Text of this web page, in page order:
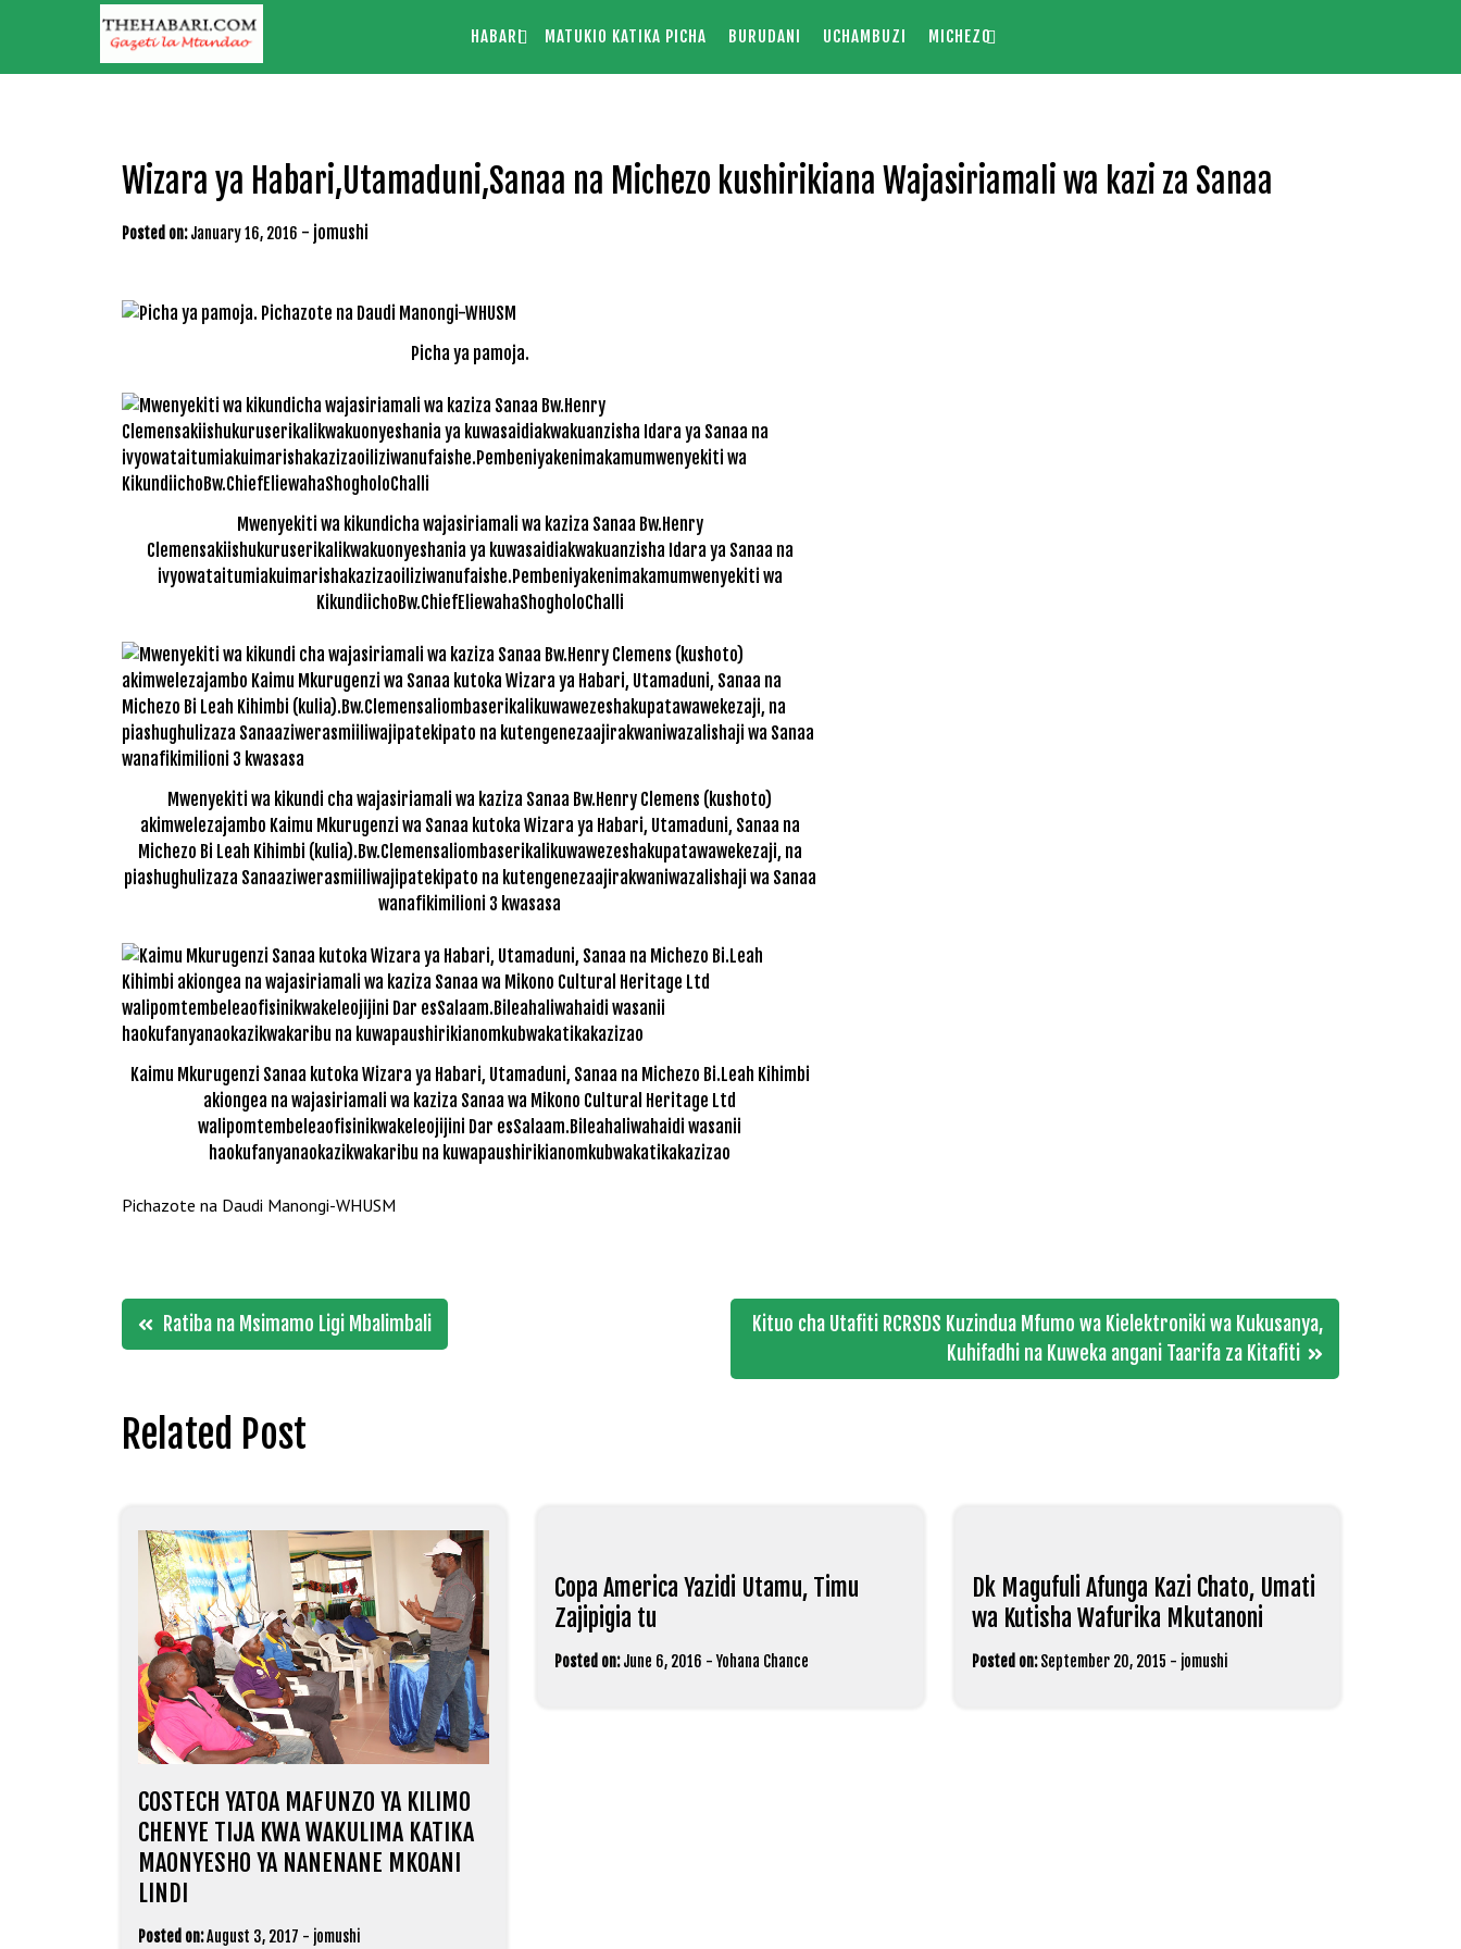
HABARI MATUKIO KATIKA PICHA BURUDANI UCHAMBUZI MICHEZO
Wizara ya Habari,Utamaduni,Sanaa na Michezo kushirikiana Wajasiriamali wa kazi za Sanaa
Posted on: January 16, 2016 - jomushi
Picha ya pamoja.
Mwenyekiti wa kikundicha wajasiriamali wa kaziza Sanaa Bw.Henry
Clemensakiishukuruserikalikwakuonyeshania ya kuwasaidiakwakuanzisha Idara ya Sanaa na
ivyowataitumiakuimarishakazizaoiliziwanufaishe.Pembeniyakenimakamumwenyekiti wa
KikundiichoBw.ChiefEliewahaShogholoChalli
Mwenyekiti wa kikundi cha wajasiriamali wa kaziza Sanaa Bw.Henry Clemens (kushoto)
akimwelezajambo Kaimu Mkurugenzi wa Sanaa kutoka Wizara ya Habari, Utamaduni, Sanaa na
Michezo Bi Leah Kihimbi (kulia).Bw.Clemensaliombaserikalikuwawezeshakupatawawekezaji, na
piashughulizaza Sanaaziwerasmiiliwajipatekipato na kutengenezaajirakwaniwazalishaji wa Sanaa
wanafikimilioni 3 kwasasa
Kaimu Mkurugenzi Sanaa kutoka Wizara ya Habari, Utamaduni, Sanaa na Michezo Bi.Leah Kihimbi
akiongea na wajasiriamali wa kaziza Sanaa wa Mikono Cultural Heritage Ltd
walipomtembeleaofisinikwakeleojijini Dar esSalaam.Bileahaliwahaidi wasanii
haokufanyanaokazikwakaribu na kuwapaushirikianomkubwakatikakazizao
Pichazote na Daudi Manongi-WHUSM
PostRatiba na Msimamo Ligi Mbalimbali
Kituo cha Utafiti RCRSDS Kuzindua Mfumo wa Kielektroniki wa Kukusanya,
Kuhifadhi na Kuweka angani Taarifa za Kitafiti
Related Post
COSTECH YATOA MAFUNZO YA KILIMO
CHENYE TIJA KWA WAKULIMA KATIKA
MAONYESHO YA NANENANE MKOANI
LINDI
Posted on:August 3, 2017 - jomushi
Copa America Yazidi Utamu, Timu
Zajipigia tu
Posted on: June 6, 2016 -Yohana Chance
Dk Magufuli Afunga Kazi Chato, Umati
wa Kutisha Wafurika Mkutanoni
Posted on: September 20, 2015 - jomushi